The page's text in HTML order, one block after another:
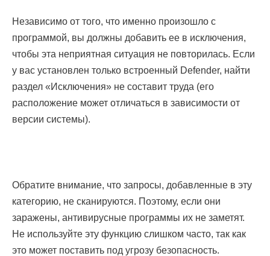
Независимо от того, что именно произошло с
программой, вы должны добавить ее в исключения,
чтобы эта неприятная ситуация не повторилась. Если
у вас установлен только встроенный Defender, найти
раздел «Исключения» не составит труда (его
расположение может отличаться в зависимости от
версии системы).
Обратите внимание, что запросы, добавленные в эту
категорию, не сканируются. Поэтому, если они
заражены, антивирусные программы их не заметят.
Не используйте эту функцию слишком часто, так как
это может поставить под угрозу безопасность.